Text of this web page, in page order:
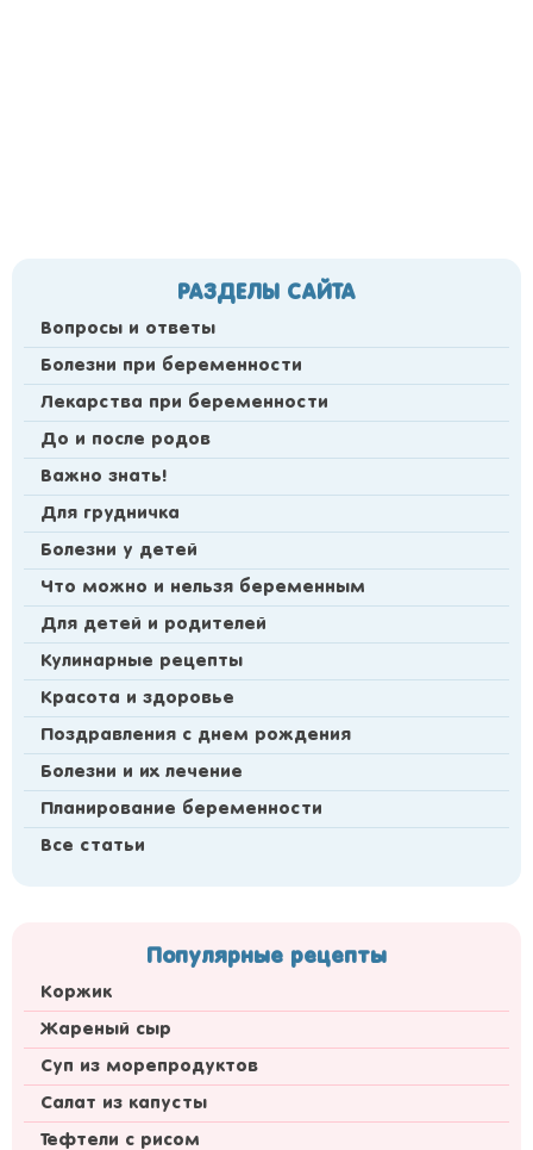
РАЗДЕЛЫ САЙТА
Вопросы и ответы
Болезни при беременности
Лекарства при беременности
До и после родов
Важно знать!
Для грудничка
Болезни у детей
Что можно и нельзя беременным
Для детей и родителей
Кулинарные рецепты
Красота и здоровье
Поздравления с днем рождения
Болезни и их лечение
Планирование беременности
Все статьи
Популярные рецепты
Коржик
Жареный сыр
Суп из морепродуктов
Салат из капусты
Тефтели с рисом